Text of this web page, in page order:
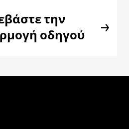
την
οδηγού